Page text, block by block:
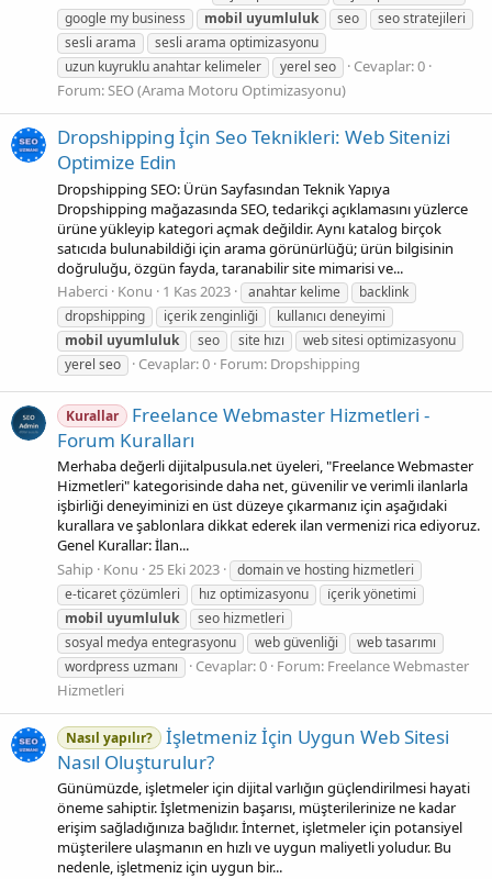
google my business
mobil uyumluluk seo
seo stratejileri
sesli arama
sesli arama optimizasyonu
uzun kuyruklu anahtar kelimeler
yerel seo
Cevaplar: 0
Forum:SEO (Arama Motoru Optimizasyonu)
Dropshipping İçin Seo Teknikleri: Web Sitenizi
Optimize Edin
Dropshipping SEO: Ürün Sayfasından Teknik Yapıya
Dropshipping mağazasında SEO, tedarikçi açıklamasını yüzlerce
ürüne yükleyip kategori açmak değildir. Aynı katalog birçok
satıcıda bulunabildiği için arama görünürlüğü; ürün bilgisinin
doğruluğu, özgün fayda, taranabilir site mimarisi ve...
Haberci Konu 1 Kas 2023 anahtar kelime
backlink
dropshipping
içerik zenginliği
kullanıcı deneyimi
mobil uyumluluk seo site hızı
web sitesi optimizasyonu
yerel seo
Cevaplar: 0 Forum: Dropshipping
Kurallar
Freelance Webmaster Hizmetleri -
Forum Kuralları
Merhaba değerli dijitalpusula.net üyeleri, "Freelance Webmaster
Hizmetleri" kategorisinde daha net, güvenilir ve verimli ilanlarla
işbirliği deneyiminizi en üst düzeye çıkarmanız için aşağıdaki
kurallara ve şablonlara dikkat ederek ilan vermenizi rica ediyoruz.
Genel Kurallar: İlan...
Sahip Konu 25 Eki 2023
domain ve hosting hizmetleri
e-ticaret çözümleri
hız optimizasyonu
i̇çerik yönetimi
mobil uyumluluk
seo hizmetleri
sosyal medya entegrasyonu
web güvenliği
web tasarımı
wordpress uzmanı
Cevaplar: 0 Forum: Freelance Webmaster
Hizmetleri
Nasıl yapılır?
İşletmeniz İçin Uygun Web Sitesi
Nasıl Oluşturulur?
Günümüzde, işletmeler için dijital varlığın güçlendirilmesi hayati
öneme sahiptir. İşletmenizin başarısı, müşterilerinize ne kadar
erişim sağladığınıza bağlıdır. İnternet, işletmeler için potansiyel
müşterilere ulaşmanın en hızlı ve uygun maliyetli yoludur. Bu
nedenle, işletmeniz için uygun bir...